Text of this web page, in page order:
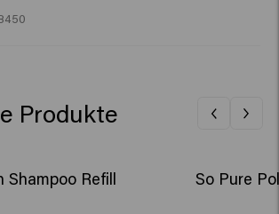
Limonene, Linalool.
Produkte
Shampoo Refill So Pure